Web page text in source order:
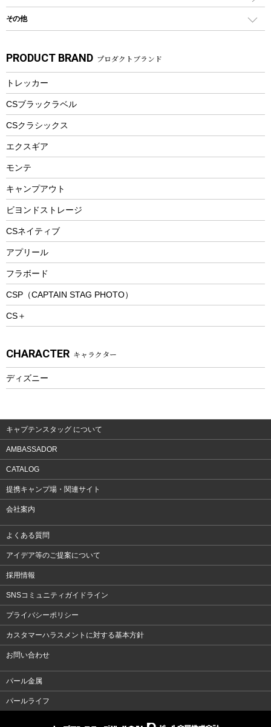
バーベキューツール
カトラリー
マグカップ、カップ
ステンレスボトル
フードボトル
トレー
ランチョンマット
ランチボックス
その他アウトドア雑貨
スプレー関係
ツール、他
パドル
ヘルメット
エアーポンプ
アクセサリー
シティサイクル
自転車ウェア
ラッシュガード
パラソル
フローティングベスト
ヘルメット
エアーポンプ
ビーチテント
ウィンター
スノーシュー
防寒ウェア
トレッキング
トレッキングアクセサリー
プレイグッズ
ウェルネス
ウェア、タオル
ウェア
その他
湯たんぽ
防災用品
PRODUCT BRAND プロダクトブランド
トレッカー
CSブラックラベル
CSクラシックス
エクスギア
モンテ
キャンプアウト
ビヨンドストレージ
CSネイティブ
アプリール
フラボード
CSP（CAPTAIN STAG PHOTO）
CS＋
CHARACTER キャラクター
ディズニー
キャプテンスタッグ について
AMBASSADOR
CATALOG
提携キャンプ場・関連サイト
会社案内
よくある質問
アイデア等のご提案について
採用情報
SNSコミュニティガイドライン
プライバシーポリシー
カスタマーハラスメントに対する基本方針
お問い合わせ
パール金属
パールライフ